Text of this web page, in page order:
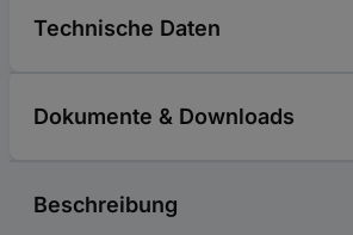
Technische Daten
Dokumente & Downloads
Beschreibung